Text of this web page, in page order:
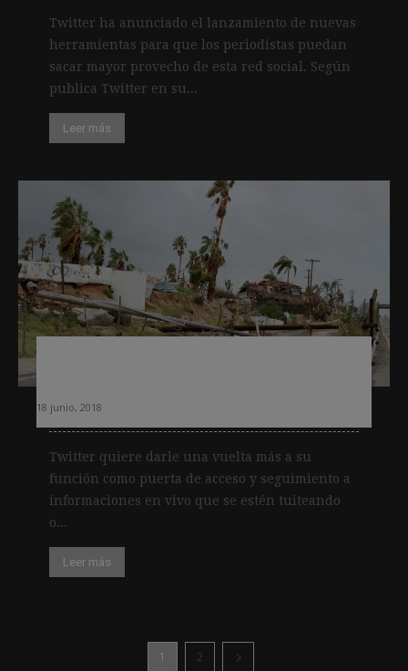
Twitter ha anunciado el lanzamiento de nuevas
herramientas para que los periodistas puedan
sacar mayor provecho de esta red social. Según
publica Twitter en su...
Leer más
18 junio, 2018
Twitter quiere darle una vuelta más a su
función como puerta de acceso y seguimiento a
informaciones en vivo que se estén tuiteando
o...
Leer más
1 2